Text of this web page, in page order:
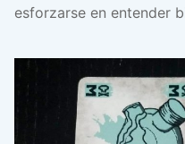
esforzarse en entender